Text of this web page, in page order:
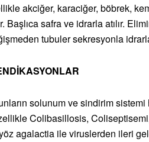
akciğer, karaciğer, böbrek,
Başlıca safra ve idrarla atılır.
tubuler sekresyonla
solunum ve sindirim
Colibasillosis,
agalactia ile viruslerden ileri